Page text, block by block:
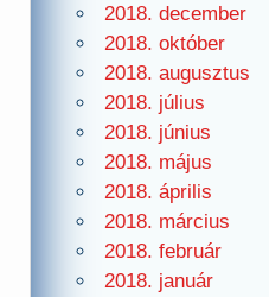
2018. december
2018. október
2018. augusztus
2018. július
2018. június
2018. május
2018. április
2018. március
2018. február
2018. január